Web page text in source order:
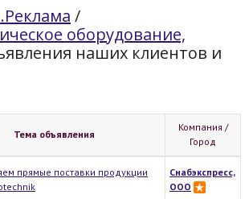
/
оборудование,
наших клиентов и
Тема объявления
Компания /
Город
прямые поставки продукции
Снабэкспресс,
ООО